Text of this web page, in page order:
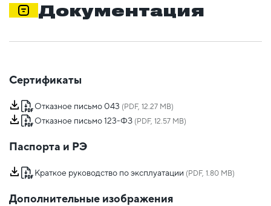
Документация
Сертификаты
Отказное письмо 043 (PDF, 12.27 MB)
Отказное письмо 123-ФЗ (PDF, 12.57 MB)
Паспорта и РЭ
Краткое руководство по эксплуатации (PDF, 1.80 MB)
Дополнительные изображения